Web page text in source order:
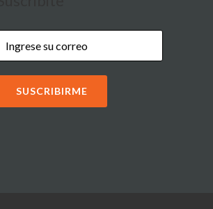
SUSCRIBIRME